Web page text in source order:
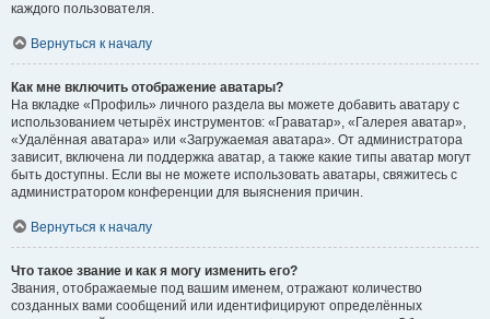
каждого пользователя.
Вернуться к началу
Как мне включить отображение аватары?
На вкладке «Профиль» личного раздела вы можете добавить аватару с
использованием четырёх инструментов: «Граватар», «Галерея аватар»,
«Удалённая аватара» или «Загружаемая аватара». От администратора
зависит, включена ли поддержка аватар, а также какие типы аватар могут
быть доступны. Если вы не можете использовать аватары, свяжитесь с
администратором конференции для выяснения причин.
Вернуться к началу
Что такое звание и как я могу изменить его?
Звания, отображаемые под вашим именем, отражают количество
созданных вами сообщений или идентифицируют определённых